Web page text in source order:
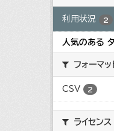
利用状況 2
人気のある
フォーマッ
CSV 2
ライセンス